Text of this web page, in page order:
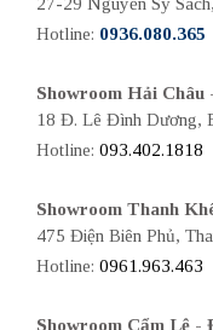
Hotline: 0936.080.365
Showroom Hải Châu
18 Đ. Lê Đình Dương,
Hotline: 093.402.1818
Showroom Thanh
475 Điện Biên Phủ,
Hotline: 0961.963.463
Showroom Cẩm Lệ -